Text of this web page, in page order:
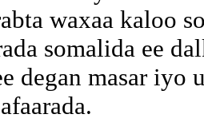
waxaa kaloo
somalida ee
degan masar iyo